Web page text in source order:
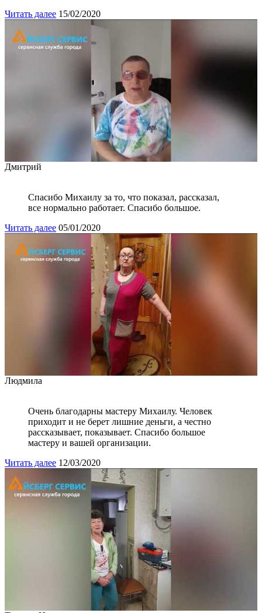
Читать далее 15/02/2020
Дмитрий
Спасибо Михаилу за то, что показал, рассказал,
все нормально работает. Спасибо большое.
Читать далее 05/01/2020
Людмила
Очень благодарны мастеру Михаилу. Человек
приходит и не берет лишние деньги, а честно
рассказывает, показывает. Спасибо большое
мастеру и вашей организации.
Читать далее 12/03/2020